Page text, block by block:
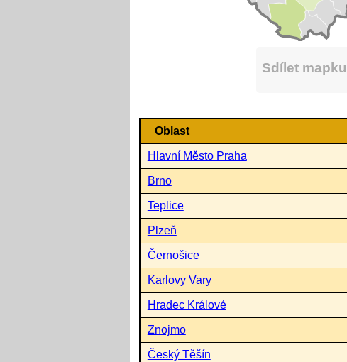
Sdílet mapku
Oblast
Hlavní Město Praha
Brno
Teplice
Plzeň
Černošice
Karlovy Vary
Hradec Králové
Znojmo
Český Těšín